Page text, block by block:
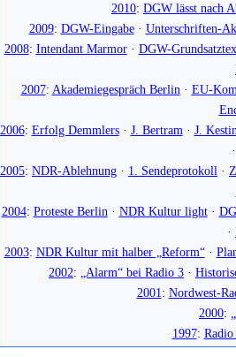
2010: DGW lässt nach
2009: DGW-Eingabe· Unterschriften-
2008: Intendant Marmor· DGW-
2007: Akademiegespräch Berlin · EU-
2006: Erfolg Demmlers· J. Bertram · J.
2005: NDR-Ablehnung · 1. Sendeprotokoll ·
2004: Proteste Berlin · NDR Kultur light·
·
2003: NDR Kultur mit halber „Reform“·
2002: „Alarm“ bei Radio 3 ·
2001: Nordwest-
2000:
1997: